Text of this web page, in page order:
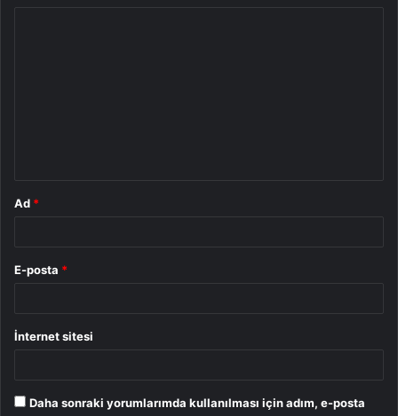
Ad *
E-posta *
İnternet sitesi
Daha sonraki yorumlarımda kullanılması için adım, e-posta